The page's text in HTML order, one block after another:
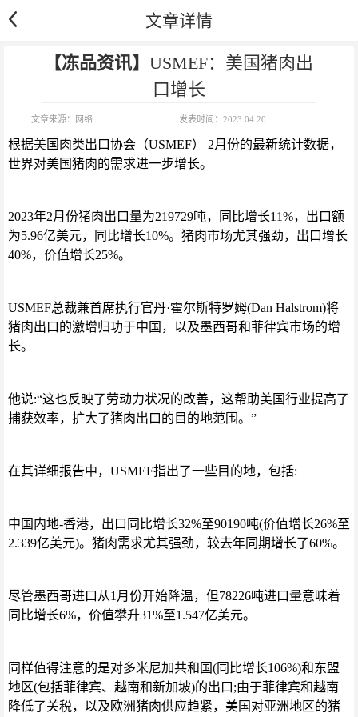
文章详情
【冻品资讯】USMEF：美国猪肉出
口增长
文章来源： 网络 发表时间： 2023.04.20
根据美国肉类出口协会（USMEF） 2月份的最新统计数据，
世界对美国猪肉的需求进一步增长。
2023年2月份猪肉出口量为219729吨，同比增长11%，出口额
为5.96亿美元，同比增长10%。猪肉市场尤其强劲，出口增长
40%，价值增长25%。
USMEF总裁兼首席执行官丹·霍尔斯特罗姆(Dan Halstrom)将
猪肉出口的激增归功于中国，以及墨西哥和菲律宾市场的增
长。
他说:“这也反映了劳动力状况的改善，这帮助美国行业提高了
捕获效率，扩大了猪肉出口的目的地范围。”
在其详细报告中，USMEF指出了一些目的地，包括:
中国内地-香港，出口同比增长32%至90190吨(价值增长26%至
2.339亿美元)。猪肉需求尤其强劲，较去年同期增长了60%。
尽管墨西哥进口从1月份开始降温，但78226吨进口量意味着
同比增长6%，价值攀升31%至1.547亿美元。
同样值得注意的是对多米尼加共和国(同比增长106%)和东盟
地区(包括菲律宾、越南和新加坡)的出口;由于菲律宾和越南
降低了关税，以及欧洲猪肉供应趋紧，美国对亚洲地区的猪